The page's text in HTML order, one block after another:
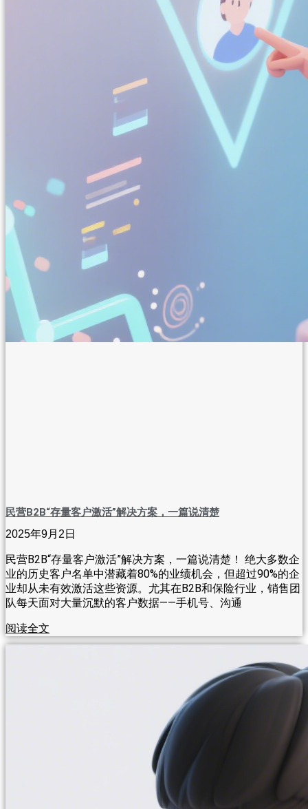
民营B2B“存量客户激活”解决方案，一篇说清楚
2025年9月2日
民营B2B“存量客户激活”解决方案，一篇说清楚！ 绝大多数企
业的历史客户名单中潜藏着80%的业绩机会，但超过90%的企
业却从未有效激活这些资源。尤其在B2B和保险行业，销售团
队每天面对大量沉默的客户数据——手机号、沟通
阅读全文